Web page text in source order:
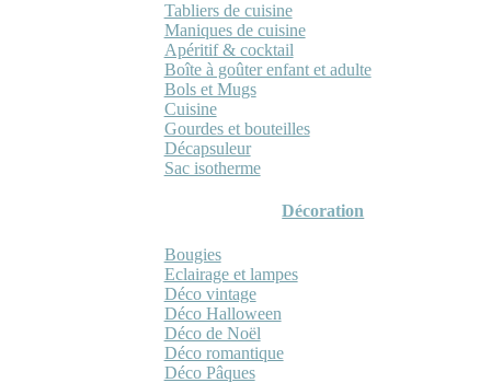
Tabliers de cuisine
Maniques de cuisine
Apéritif & cocktail
Boîte à goûter enfant et adulte
Bols et Mugs
Cuisine
Gourdes et bouteilles
Décapsuleur
Sac isotherme
Décoration
Bougies
Eclairage et lampes
Déco vintage
Déco Halloween
Déco de Noël
Déco romantique
Déco Pâques